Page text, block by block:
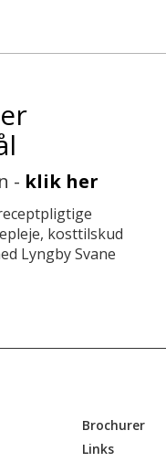
- klik her
kosttilskud
Lyngby Svane
Brochurer
Links